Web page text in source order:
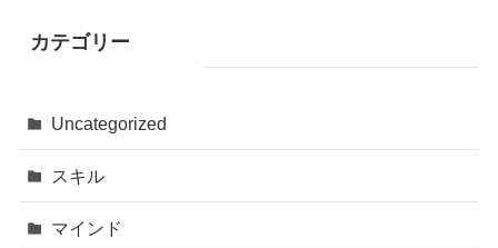
カテゴリー
Uncategorized
スキル
マインド